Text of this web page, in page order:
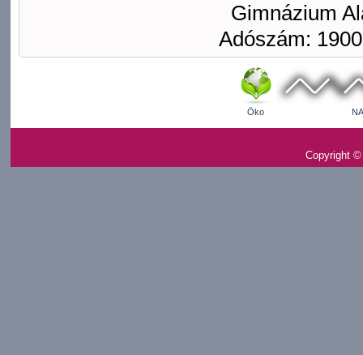
Gimnázium
Adószám:
Öko
Copyright